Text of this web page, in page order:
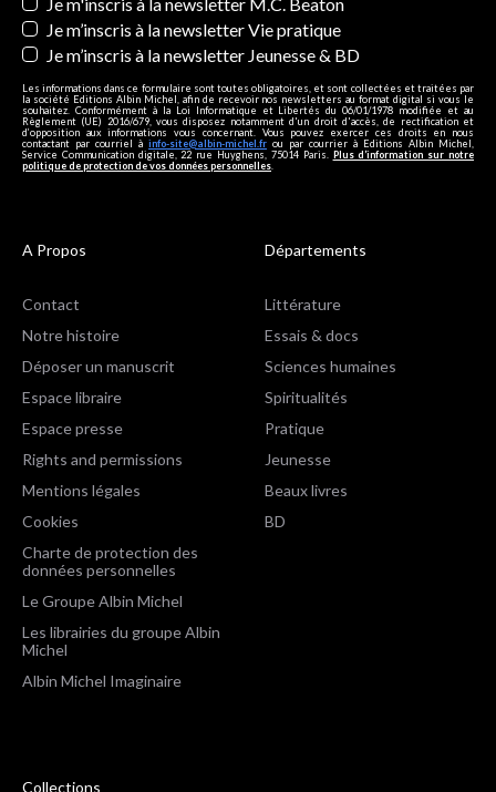
Je m’inscris à la newsletter Vie pratique
Je m’inscris à la newsletter Jeunesse & BD
Les informations dans ce formulaire sont toutes obligatoires, et sont collectées et traitées par
la société Editions Albin Michel, afin de recevoir nos newsletters au format digital si vous le
souhaitez. Conformément à la Loi Informatique et Libertés du 06/01/1978 modifiée et au
Règlement (UE) 2016/679, vous disposez notamment d'un droit d'accès, de rectification et
d’opposition aux informations vous concernant. Vous pouvez exercer ces droits en nous
contactant par courriel à info-site@albin-michel.fr ou par courrier à Editions Albin Michel,
Service Communication digitale, 22 rue Huyghens, 75014 Paris. Plus d’information sur notre
politique de protection de vos données personnelles
A Propos
Contact
Notre histoire
Déposer un manuscrit
Espace libraire
Espace presse
Rights and permissions
Mentions légales
Cookies
Charte de protection des
données personnelles
Le Groupe Albin Michel
Les librairies du groupe Albin
Michel
Albin Michel Imaginaire
Départements
Littérature
Essais & docs
Sciences humaines
Spiritualités
Pratique
Jeunesse
Beaux livres
BD
Collections